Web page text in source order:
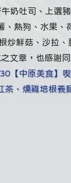
牛奶吐司、上選
、熱狗、水果
炒鮮菇、沙拉
文章，也感謝
【中原美食】
茶、燻雞培根義